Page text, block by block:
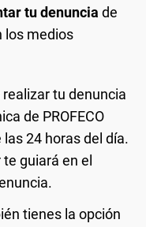
tu denuncia de
los medios
realizar tu denuncia
de PROFECO
24 horas del día.
guiará en el
tienes la opción